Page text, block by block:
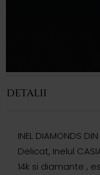
DETALII
INEL DIAMONDS
Delicat, Inelul
14k si diamante ,